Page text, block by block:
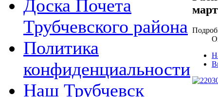
Доска Почета
Трубчевского района
Политика
конфиденциальности
Наш Трубчевск